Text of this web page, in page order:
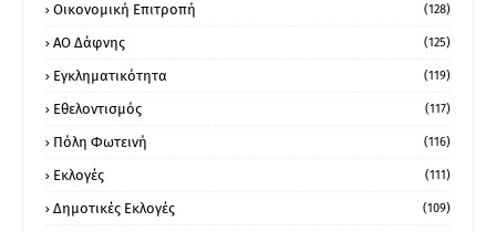
Οικονομική Επιτροπή (128)
ΑΟ Δάφνης (125)
Εγκληματικότητα (119)
Εθελοντισμός (117)
Πόλη Φωτεινή (116)
Εκλογές (111)
Δημοτικές Εκλογές (109)